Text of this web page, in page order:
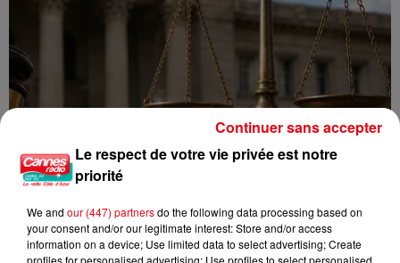
Le respect de votre vie privée est notre
priorité
We and our (447) partnersdo the following data processing based on
your consent and/or our legitimate interest: Store and/or access
information on a device; Use limited data to select advertising; Create
profiles for personalised advertising; Use profiles to select personalised
Continuer sans accepter